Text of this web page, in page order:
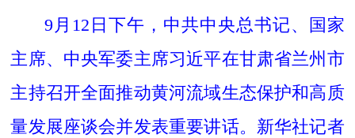
9月12日下午，中共中央总书记、国家
主席、中央军委主席习近平在甘肃省兰州市
主持召开全面推动黄河流域生态保护和高质
量发展座谈会并发表重要讲话。新华社记者